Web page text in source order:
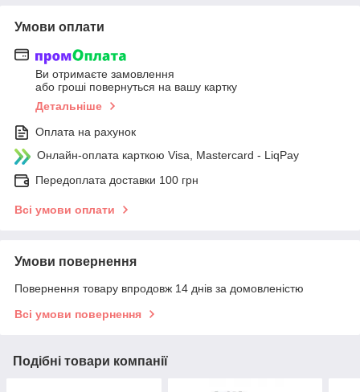
Умови оплати
Ви отримаєте замовлення
або гроші повернуться на вашу картку
Детальніше
Оплата на рахунок
Онлайн-оплата карткою Visa, Mastercard - LiqPay
Передоплата доставки 100 грн
Всі умови оплати
Умови повернення
Повернення товару впродовж 14 днів за домовленістю
Всі умови повернення
Подібні товари компанії